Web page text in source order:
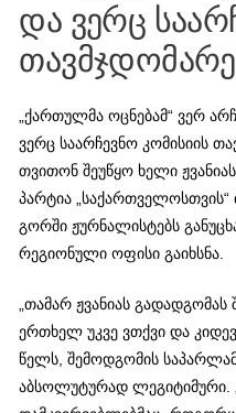
და ვერც
თავმჯდომარე
„ქართულმა ოცნებამ“ ვერ
ვერც საარჩევნო კომისიის
თვითონ შეუწყო ხელი
პარტია
გორში ჟურნალისტებს
რეგიონული ოფისი გაიხსნა.
„თამარ ჟვანიას გადადგომას
ერთხელ უკვე ვთქვი და
წელს, შემოდგომის
აბსოლუტურად ლეგიტიმური.